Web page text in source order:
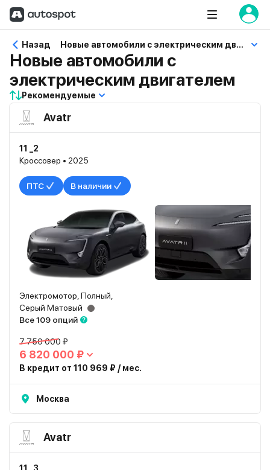
Назад Новые автомобили с электрическим двигателем
Новые автомобили с
электрическим двигателем
Рекомендуемые
Avatr
11 _2
Кроссовер • 2025
ПТС В наличии
Электромотор, Полный,
Серый Матовый
Все 109 опций
7 750 000 ₽
6 820 000 ₽
В кредит от 110 969 ₽ / мес.
Москва
Avatr